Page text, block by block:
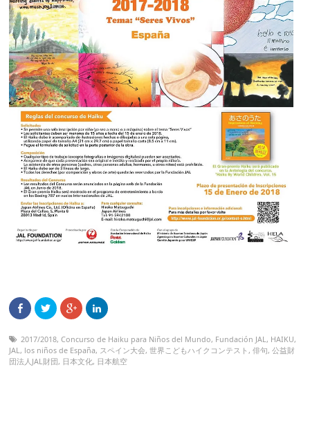
2017/2018,Concurso de Haiku para Niños del Mundo, Fundación JAL , HAIKU,
JAL , los niños de España, スペイン大会,世界こどもハイクコンテスト ,俳句,公益財
団法人JAL財団, 日本文化, 日本航空